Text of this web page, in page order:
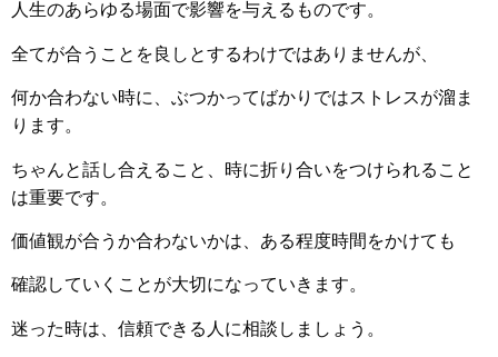
人生のあらゆる場面で影響を与えるものです。
全てが合うことを良しとするわけではありませんが、
何か合わない時に、ぶつかってばかりではストレスが溜ま
ります。
ちゃんと話し合えること、時に折り合いをつけられること
は重要です。
価値観が合うか合わないかは、ある程度時間をかけても
確認していくことが大切になっていきます。
迷った時は、信頼できる人に相談しましょう。